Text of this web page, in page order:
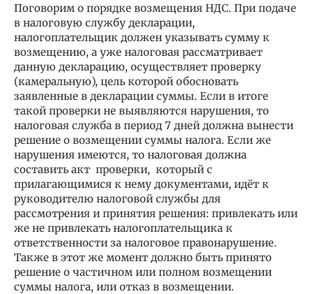
Поговорим о порядке возмещения НДС. При подаче
в налоговую службу декларации,
налогоплательщик должен указывать сумму к
возмещению, а уже налоговая рассматривает
данную декларацию, осуществляет проверку
(камеральную), цель которой обосновать
заявленные в декларации суммы. Если в итоге
такой проверки не выявляются нарушения, то
налоговая служба в период 7 дней должна вынести
решение о возмещении суммы налога. Если же
нарушения имеются, то налоговая должна
составить акт проверки, который с
прилагающимися к нему документами, идёт к
руководителю налоговой службы для
рассмотрения и принятия решения: привлекать или
же не привлекать налогоплательщика к
ответственности за налоговое правонарушение.
Также в этот же момент должно быть принято
решение о частичном или полном возмещении
суммы налога, или отказ в возмещении.